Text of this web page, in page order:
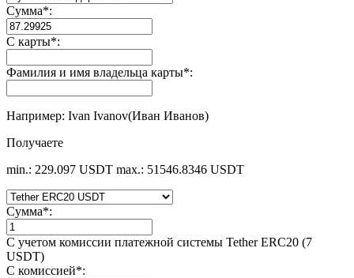
Сумма*:
С карты*:
Фамилия и имя владельца карты*:
Например: Ivan Ivanov(Иван Иванов)
Получаете
min.: 229.097 USDT max.: 51546.8346 USDT
Сумма*:
С учетом комиссии платежной системы Tether ERC20 (7
USDT)
С комиссией*: